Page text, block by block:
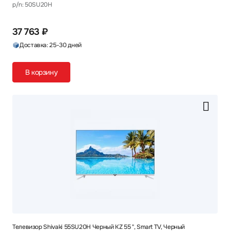
p/n: 50SU20H
37 763 ₽
Доставка: 25-30 дней
В корзину
Телевизор Shivaki 55SU20H Черный KZ 55 ", Smart TV, Черный